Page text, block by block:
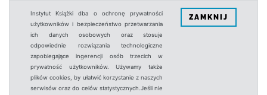
Instytut Książki dba o ochronę prywatności
użytkowników i bezpieczeństwo przetwarzania
ich danych osobowych oraz stosuje
odpowiednie rozwiązania technologiczne
zapobiegające ingerencji osób trzecich w
prywatność użytkowników. Używamy także
plików cookies, by ułatwić korzystanie z naszych
serwisów oraz do celów statystycznych.Jeśli nie
ZAMKNIJ